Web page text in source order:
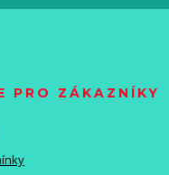
PRO ZÁKAZNÍKY